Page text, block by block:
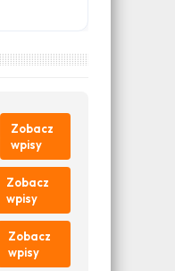
Zobacz
wpisy
Zobacz
wpisy
Zobacz
wpisy